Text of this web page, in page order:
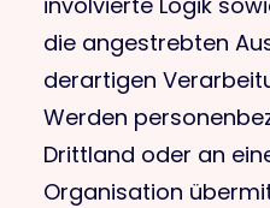
die angestrebten
derartigen
Werden
Drittland oder an
Organisation